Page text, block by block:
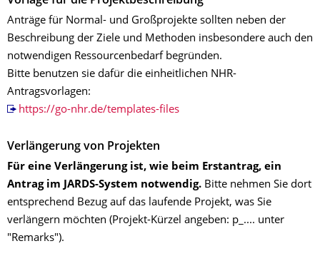
Anträge für Normal- und Großprojekte sollten neben der
Beschreibung der Ziele und Methoden insbesondere auch den
notwendigen Ressourcenbedarf begründen.
Bitte benutzen sie dafür die einheitlichen NHR-
Antragsvorlagen:
https://go-nhr.de/templates-files
Verlängerung von Projekten
Für eine Verlängerung ist, wie beim Erstantrag, ein
Antrag im JARDS-System notwendig. Bitte nehmen Sie dort
entsprechend Bezug auf das laufende Projekt, was Sie
verlängern möchten (Projekt-Kürzel angeben: p_.... unter
"Remarks").